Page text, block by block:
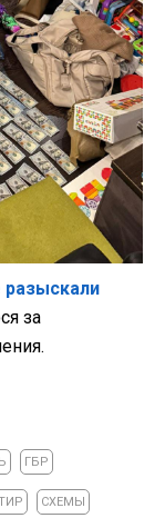
разыскали
за
ГБР
СХЕМЫ